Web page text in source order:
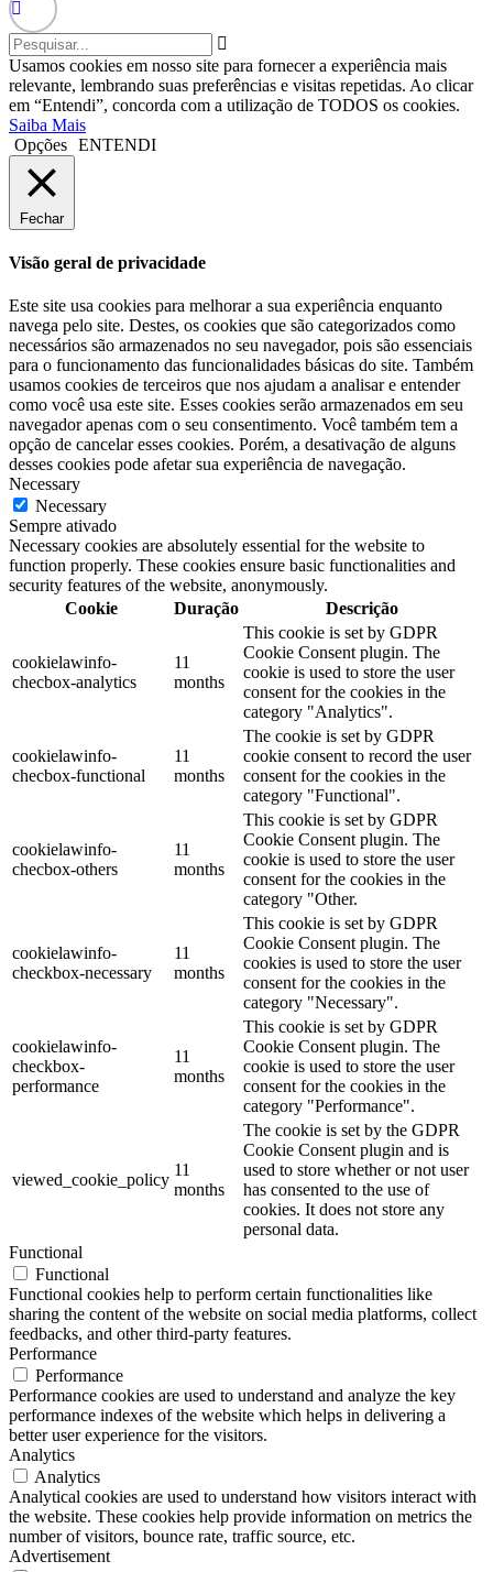
Usamos cookies em nosso site para fornecer a experiência mais
relevante, lembrando suas preferências e visitas repetidas. Ao clicar
em “Entendi”, concorda com a utilização de TODOS os cookies.
Saiba Mais
Opções ENTENDI
Fechar
Visão geral de privacidade
Este site usa cookies para melhorar a sua experiência enquanto
navega pelo site. Destes, os cookies que são categorizados como
necessários são armazenados no seu navegador, pois são essenciais
para o funcionamento das funcionalidades básicas do site. Também
usamos cookies de terceiros que nos ajudam a analisar e entender
como você usa este site. Esses cookies serão armazenados em seu
navegador apenas com o seu consentimento. Você também tem a
opção de cancelar esses cookies. Porém, a desativação de alguns
desses cookies pode afetar sua experiência de navegação.
Necessary
Necessary
Sempre ativado
Necessary cookies are absolutely essential for the website to
function properly. These cookies ensure basic functionalities and
security features of the website, anonymously.
Cookie
Duração Descrição
cookielawinfo-
checbox-analytics
11
months
This cookie is set by GDPR
Cookie Consent plugin. The
cookie is used to store the user
consent for the cookies in the
category "Analytics".
cookielawinfo-
checbox-functional
11
months
The cookie is set by GDPR
cookie consent to record the user
consent for the cookies in the
category "Functional".
cookielawinfo-
checbox-others
11
months
This cookie is set by GDPR
Cookie Consent plugin. The
cookie is used to store the user
consent for the cookies in the
category "Other.
cookielawinfo-
checkbox-necessary
11
months
This cookie is set by GDPR
Cookie Consent plugin. The
cookies is used to store the user
consent for the cookies in the
category "Necessary".
cookielawinfo-
checkbox-
performance
11
months
This cookie is set by GDPR
Cookie Consent plugin. The
cookie is used to store the user
consent for the cookies in the
category "Performance".
viewed_cookie_policy
11
months
The cookie is set by the GDPR
Cookie Consent plugin and is
used to store whether or not user
has consented to the use of
cookies. It does not store any
personal data.
Functional
Functional
Functional cookies help to perform certain functionalities like
sharing the content of the website on social media platforms, collect
feedbacks, and other third-party features.
Performance
Performance
Performance cookies are used to understand and analyze the key
performance indexes of the website which helps in delivering a
better user experience for the visitors.
Analytics
Analytics
Analytical cookies are used to understand how visitors interact with
the website. These cookies help provide information on metrics the
number of visitors, bounce rate, traffic source, etc.
Advertisement